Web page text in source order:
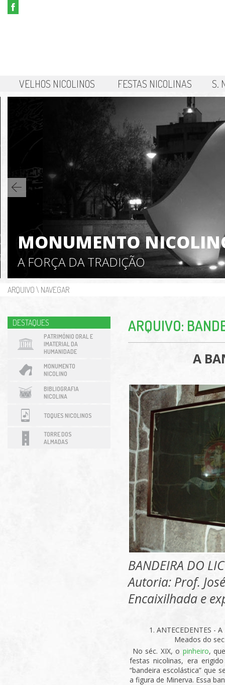
VELHOS NICOLINOS FESTAS NICOLINAS S.
MONUMENTO
A FORÇA DA TRADIÇÃO
ARQUIVO \ NAVEGAR
DESTAQUES
PATRIMÓNIO ORAL E
IMATERIAL DA
HUMANIDADE
MONUMENTO
NICOLINO
BIBLIOGRAFIA
NICOLINA
TOQUES NICOLINOS
TORRE DOS
ALMADAS
ARQUIVO:
A
BANDEIRA DO
Autoria: Prof.
Encaixilhada e
1. ANTECEDENTES -
Meados do
No séc. XIX, o pinheiro,
festas nicolinas, era
“bandeira escolástica” que
a figura de Minerva. Essa